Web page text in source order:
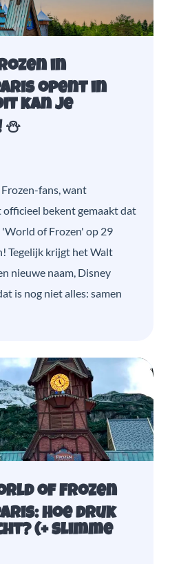
in
opent in
kan je
fans, want
bekent gemaakt dat
of Frozen' op 29
Tegelijk krijgt het Walt
nieuwe naam, Disney
is nog niet alles: samen
of Frozen
hoe druk
(+ slimme